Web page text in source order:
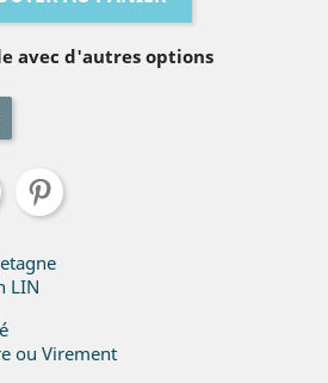
avec d'autres options
LIN
ou Virement